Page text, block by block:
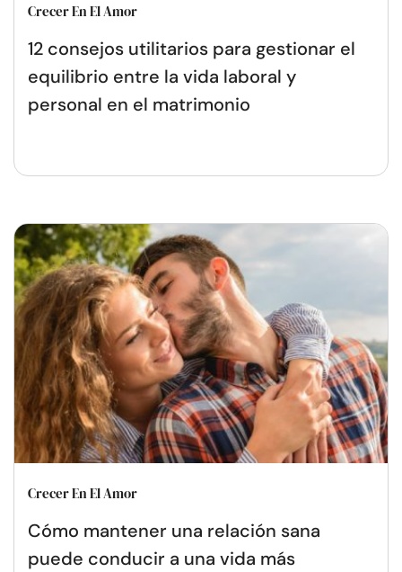
Crecer En El Amor
12 consejos utilitarios para gestionar el
equilibrio entre la vida laboral y
personal en el matrimonio
Crecer En El Amor
Cómo mantener una relación sana
puede conducir a una vida más